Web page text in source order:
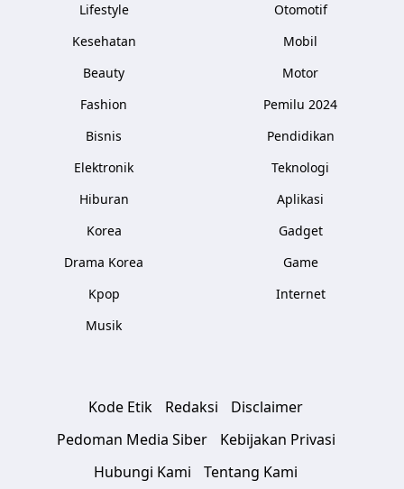
Lifestyle
Kesehatan
Beauty
Fashion
Bisnis
Elektronik
Hiburan
Korea
Drama Korea
Kpop
Musik
Otomotif
Mobil
Motor
Pemilu 2024
Pendidikan
Teknologi
Aplikasi
Gadget
Game
Internet
Kode Etik Redaksi
Disclaimer
Pedoman Media Siber
Kebijakan Privasi
Hubungi Kami
Tentang Kami